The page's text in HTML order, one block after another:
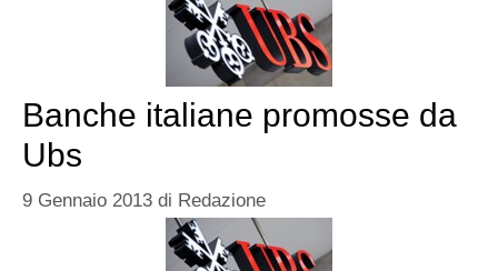
Banche italiane promosse da
Ubs
9 Gennaio 2013 di Redazione